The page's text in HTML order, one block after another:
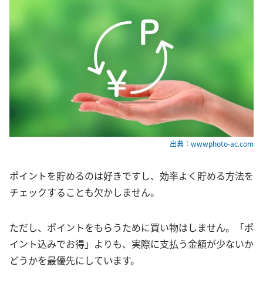
出典：wwwphoto-ac.com
ポイントを貯めるのは好きですし、効率よく貯める方法を
チェックすることも欠かしません。
ただし、ポイントをもらうために買い物はしません。「ポ
イント込みでお得」よりも、実際に支払う金額が少ないか
どうかを最優先にしています。